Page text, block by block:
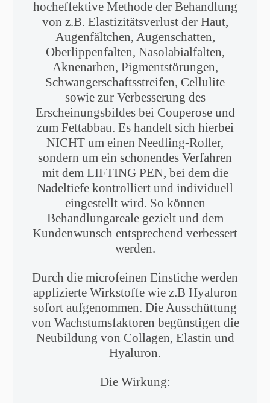
hocheffektive Methode der Behandlung
von z.B. Elastizitätsverlust der Haut,
Augenfältchen, Augenschatten,
Oberlippenfalten, Nasolabialfalten,
Aknenarben, Pigmentstörungen,
Schwangerschaftsstreifen, Cellulite
sowie zur Verbesserung des
Erscheinungsbildes bei Couperose und
zum Fettabbau. Es handelt sich hierbei
NICHT um einen Needling-Roller,
sondern um ein schonendes Verfahren
mit dem LIFTING PEN, bei dem die
Nadeltiefe kontrolliert und individuell
eingestellt wird. So können
Behandlungareale gezielt und dem
Kundenwunsch entsprechend verbessert
werden.
Durch die microfeinen Einstiche werden
applizierte Wirkstoffe wie z.B Hyaluron
sofort aufgenommen. Die Ausschüttung
von Wachstumsfaktoren begünstigen die
Neubildung von Collagen, Elastin und
Hyaluron.
Die Wirkung: